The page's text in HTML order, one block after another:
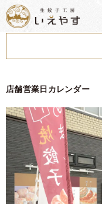
店舗営業日カレンダー